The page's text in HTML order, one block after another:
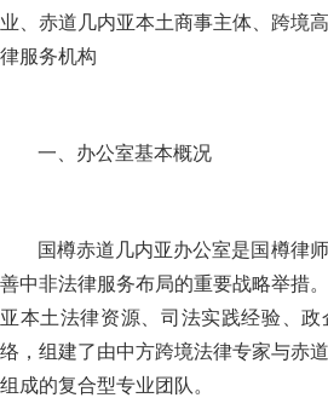
业、赤道几内亚本土商事主体、跨境
律服务机构
一、办公室基本概况
国樽赤道几内亚办公室是国樽律
善中非法律服务布局的重要战略举措
亚本土法律资源、司法实践经验、
络，组建了由中方跨境法律专家与赤
组成的复合型专业团队。